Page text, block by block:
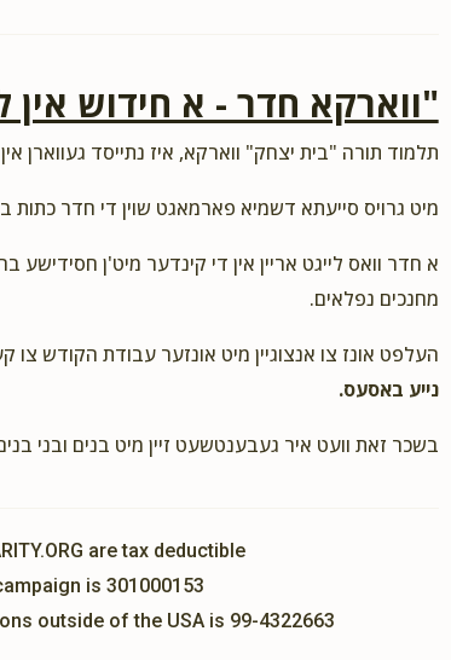
אפפעל ומשפחתו, הרה"ג רבי אהרן מרדכי
"ווארקא חדר - א חידוש אין
תלמוד תורה "בית יצחק" ווארקא, איז נתייסד געווארן
מיט גרויס סייעתא דשמיא פארמאגט שוין די חדר
א חדר וואס לייגט אריין אין די קינדער מיט'ן
מחנכים נפלאים.
העלפט אונז צו אנצוגיין מיט אונזער עבודת הקודש צו
נייע באסעס.
בשכר זאת וועט איר געבענטשעט זיין מיט בנים ובני
are tax deductible
is 301000153
outside of the USA is 99-4322663